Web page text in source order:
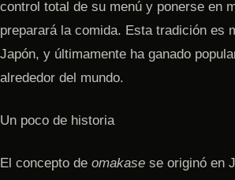
control total de su menú y ponerse en
preparará la comida. Esta tradición es
Japón, y últimamente ha ganado
alrededor del mundo.
Un poco de historia
El concepto de omakase se originó en